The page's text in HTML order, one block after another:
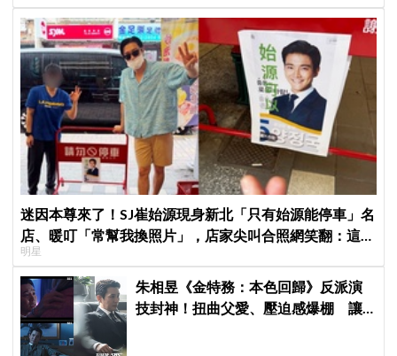
迷因本尊來了！SJ崔始源現身新北「只有始源能停車」名
店、暖叮「常幫我換照片」，店家尖叫合照網笑翻：這輩
子不能脫粉了
明星
朱相昱《金特務：本色回歸》反派演
技封神！扭曲父愛、壓迫感爆棚 讓